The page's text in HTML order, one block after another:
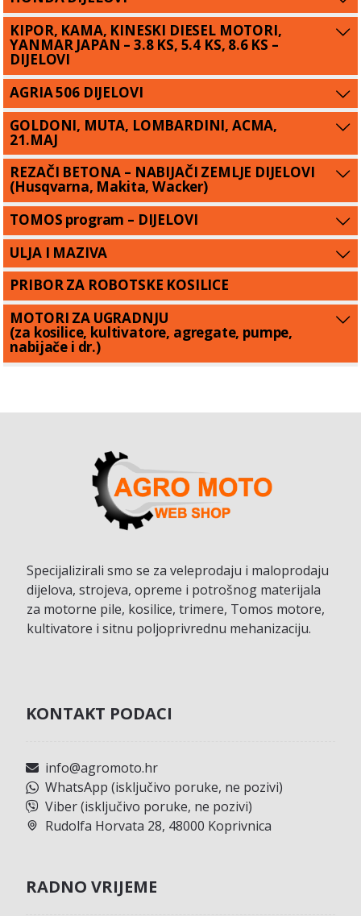
KIPOR, KAMA, KINESKI DIESEL MOTORI,
YANMAR JAPAN – 3.8 KS, 5.4 KS, 8.6 KS –
DIJELOVI
AGRIA 506 DIJELOVI
GOLDONI, MUTA, LOMBARDINI, ACMA,
21.MAJ
REZAČI BETONA – NABIJAČI ZEMLJE DIJELOVI
(Husqvarna, Makita, Wacker)
TOMOS program – DIJELOVI
ULJA I MAZIVA
PRIBOR ZA ROBOTSKE KOSILICE
MOTORI ZA UGRADNJU
(za kosilice, kultivatore, agregate, pumpe,
nabijače i dr.)
Specijalizirali smo se za veleprodaju i maloprodaju
dijelova, strojeva, opreme i potrošnog materijala
za motorne pile, kosilice, trimere, Tomos motore,
kultivatore i sitnu poljoprivrednu mehanizaciju.
KONTAKT PODACI
info@agromoto.hr
WhatsApp (isključivo poruke, ne pozivi)
Viber (isključivo poruke, ne pozivi)
Rudolfa Horvata 28, 48000 Koprivnica
RADNO VRIJEME